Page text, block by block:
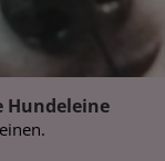
Hundeleine